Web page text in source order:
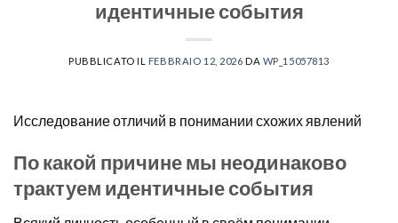
идентичные события
PUBBLICATO IL FEBBRAIO 12, 2026 DA WP_15057813
Исследование отличий в понимании схожих явлений
По какой причине мы неодинаково
трактуем идентичные события